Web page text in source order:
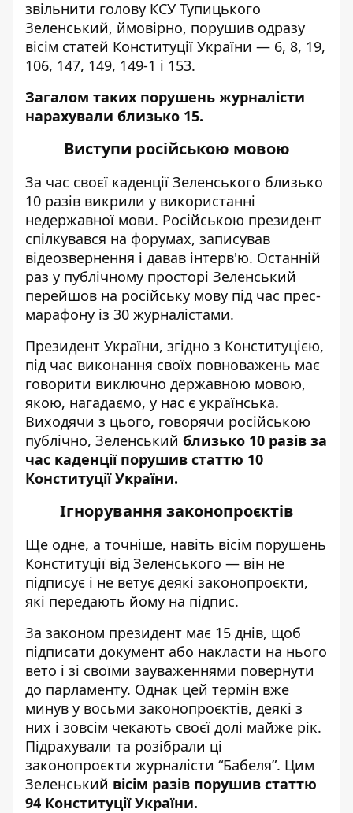
звільнити голову КСУ Тупицького
Зеленський, ймовірно, порушив одразу
вісім статей Конституції України — 6, 8, 19,
106, 147, 149, 149-1 і 153.
Загалом таких порушень журналісти
нарахували близько 15.
Виступи російською мовою
За час своєї каденції Зеленського близько
10 разів викрили у використанні
недержавної мови. Російською президент
спілкувався на форумах, записував
відеозвернення і давав інтерв'ю. Останній
раз у публічному просторі Зеленський
перейшов на російську мову під час прес-
марафону із 30 журналістами.
Президент України, згідно з Конституцією,
під час виконання своїх повноважень має
говорити виключно державною мовою,
якою, нагадаємо, у нас є українська.
Виходячи з цього, говорячи російською
публічно, Зеленський близько 10 разів за
час каденції порушив статтю 10
Конституції України.
Ігнорування законопроєктів
Ще одне, а точніше, навіть вісім порушень
Конституції від Зеленського — він не
підписує і не ветує деякі законопроєкти,
які передають йому на підпис.
За законом президент має 15 днів, щоб
підписати документ або накласти на нього
вето і зі своїми зауваженнями повернути
до парламенту. Однак цей термін вже
минув у восьми законопроєктів, деякі з
них і зовсім чекають своєї долі майже рік.
Підрахували та розібрали ці
законопроєкти журналісти “Бабеля”. Цим
Зеленський вісім разів порушив статтю
94 Конституції України.